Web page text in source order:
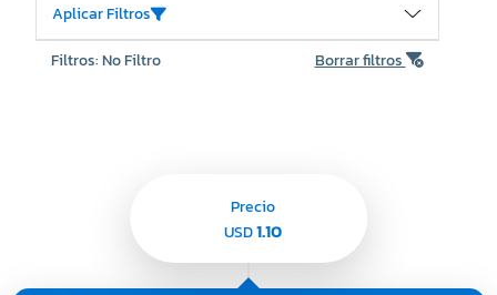
Aplicar Filtros
Filtros: No Filtro Borrar filtros
Precio
USD1.10